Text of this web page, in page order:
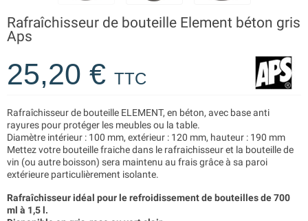
Rafraîchisseur de bouteille Element béton gris
Aps
25,20 € TTC
Rafraîchisseur de bouteille ELEMENT, en béton, avec base anti
rayures pour protéger les meubles ou la table.
Diamètre intérieur : 100 mm, extérieur : 120 mm, hauteur : 190 mm
Mettez votre bouteille fraiche dans le rafraichisseur et la bouteille de
vin (ou autre boisson) sera maintenu au frais grâce à sa paroi
extérieure particulièrement isolante.
Rafraîchisseur idéal pour le refroidissement de bouteilles de 700
ml à 1,5 l.